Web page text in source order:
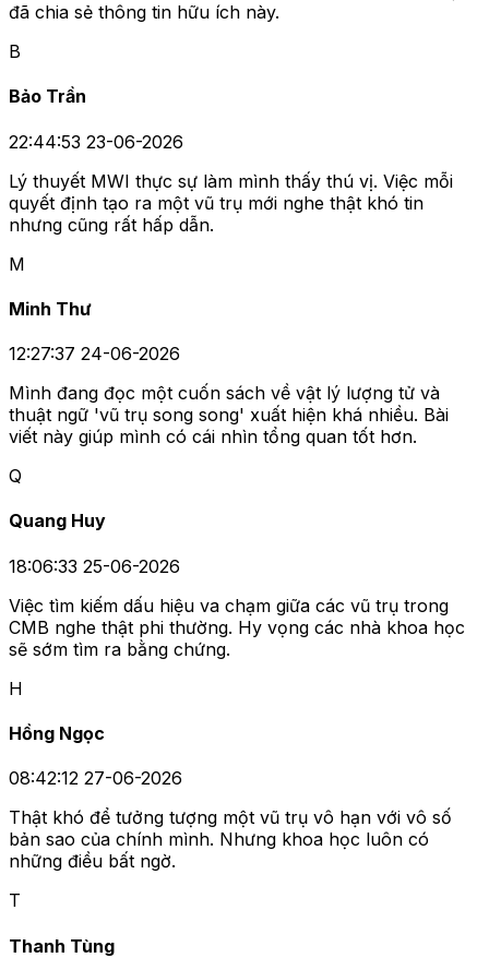
đã chia sẻ thông tin hữu ích này.
B
Bảo Trần
22:44:53 23-06-2026
Lý thuyết MWI thực sự làm mình thấy thú vị. Việc mỗi
quyết định tạo ra một vũ trụ mới nghe thật khó tin
nhưng cũng rất hấp dẫn.
M
Minh Thư
12:27:37 24-06-2026
Mình đang đọc một cuốn sách về vật lý lượng tử và
thuật ngữ 'vũ trụ song song' xuất hiện khá nhiều. Bài
viết này giúp mình có cái nhìn tổng quan tốt hơn.
Q
Quang Huy
18:06:33 25-06-2026
Việc tìm kiếm dấu hiệu va chạm giữa các vũ trụ trong
CMB nghe thật phi thường. Hy vọng các nhà khoa học
sẽ sớm tìm ra bằng chứng.
H
Hồng Ngọc
08:42:12 27-06-2026
Thật khó để tưởng tượng một vũ trụ vô hạn với vô số
bản sao của chính mình. Nhưng khoa học luôn có
những điều bất ngờ.
T
Thanh Tùng